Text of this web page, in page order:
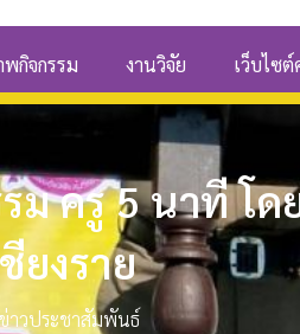
กิจกรรม งานวิจัย เว็บไซต์
ม ครู 5 นาที โ
ยงราย
าวประชาสัมพันธ์